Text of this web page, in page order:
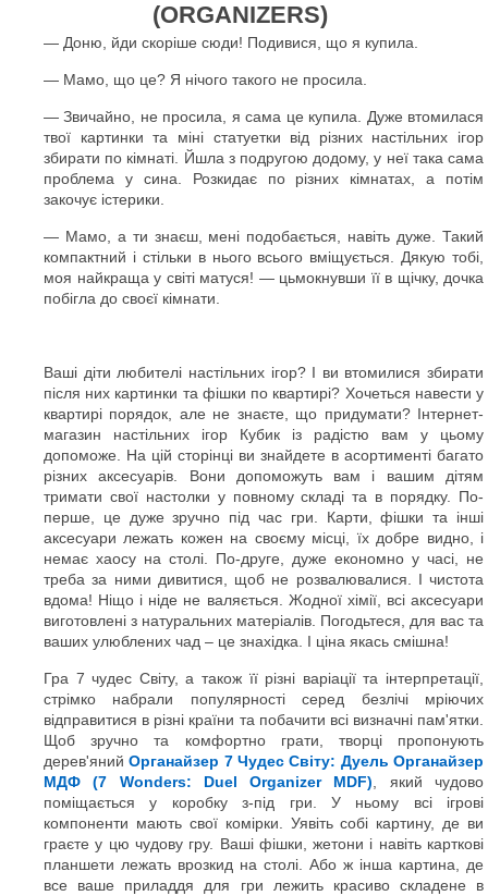
(ORGANIZERS)
— Доню, йди скоріше сюди! Подивися, що я купила.
— Мамо, що це? Я нічого такого не просила.
— Звичайно, не просила, я сама це купила. Дуже втомилася
твої картинки та міні статуетки від різних настільних ігор
збирати по кімнаті. Йшла з подругою додому, у неї така сама
проблема у сина. Розкидає по різних кімнатах, а потім
закочує істерики.
— Мамо, а ти знаєш, мені подобається, навіть дуже. Такий
компактний і стільки в нього всього вміщується. Дякую тобі,
моя найкраща у світі матуся! — цьмокнувши її в щічку, дочка
побігла до своєї кімнати.
Ваші діти любителі настільних ігор? І ви втомилися збирати
після них картинки та фішки по квартирі? Хочеться навести у
квартирі порядок, але не знаєте, що придумати? Інтернет-
магазин настільних ігор Кубик із радістю вам у цьому
допоможе. На цій сторінці ви знайдете в асортименті багато
різних аксесуарів. Вони допоможуть вам і вашим дітям
тримати свої настолки у повному складі та в порядку. По-
перше, це дуже зручно під час гри. Карти, фішки та інші
аксесуари лежать кожен на своєму місці, їх добре видно, і
немає хаосу на столі. По-друге, дуже економно у часі, не
треба за ними дивитися, щоб не розвалювалися. І чистота
вдома! Ніщо і ніде не валяється. Жодної хімії, всі аксесуари
виготовлені з натуральних матеріалів. Погодьтеся, для вас та
ваших улюблених чад – це знахідка. І ціна якась смішна!
Гра 7 чудес Світу, а також її різні варіації та інтерпретації,
стрімко набрали популярності серед безлічі мріючих
відправитися в різні країни та побачити всі визначні пам'ятки.
Щоб зручно та комфортно грати, творці пропонують
дерев'янийОрганайзер 7 Чудес Світу: Дуель Органайзер
МДФ (7 Wonders: Duel Organizer MDF), який чудово
поміщається у коробку з-під гри. У ньому всі ігрові
компоненти мають свої комірки. Уявіть собі картину, де ви
граєте у цю чудову гру. Ваші фішки, жетони і навіть карткові
планшети лежать врозкид на столі. Або ж інша картина, де
все ваше приладдя для гри лежить красиво складене в